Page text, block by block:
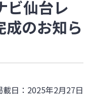
ビ仙台レ
成のお知ら
載日：2025年2月27日